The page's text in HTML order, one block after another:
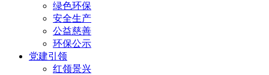
绿色环保
安全生产
公益慈善
环保公示
党建引领
红领景兴